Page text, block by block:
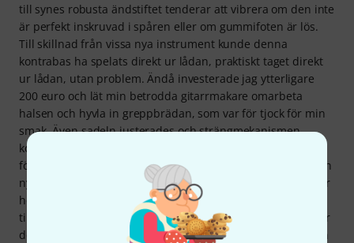
till synes robusta ändstiftet tenderar att vibrera om den inte
är perfekt inskruvad i spåren eller om gummifoten är lös.
Till skillnad från vissa nya instrument kunde denna
kontrabas ha spelats direkt ur lådan, praktiskt taget direkt
ur lådan, utan problem. Ändå investerade jag ytterligare
200 euro och lät min betrodda gitarrmakare omarbeta
halsen och hyvla in greppbrädan, som var för tjock för min
smak. Även sadeln justerades och strängmekanismen
korrigerades något, så instrumentet är nu optimalt inställt
för mina krav. Jag har redan spelat mitt första spelning; min
nya kontrabas klarade sin jungfruresa med glans och jag är
helt nöjd. Jag spelar fortfarande på de strängar som
tillverkaren satte på instrumentet. De ger bra motstånd när
de plockas men är också lite stela. Jag kommer förmodligen